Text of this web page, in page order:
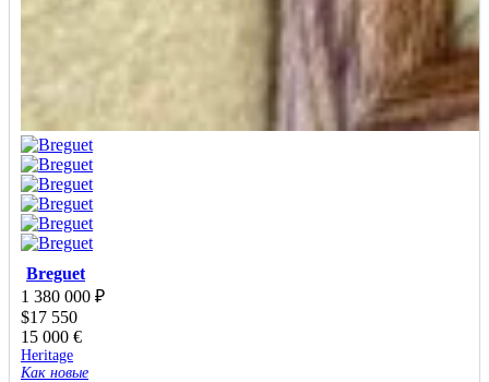
Breguet
1 380 000 ₽
$17 550
15 000 €
Heritage
Как новые